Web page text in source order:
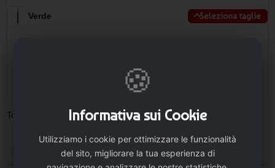
Verde Seleziona taglie
Totale pezzi: Minimo ordinabile: 10
Personalizza il prodotto e vedi il tuo preventivo
🍪
Informativa sui Cookie
Utilizziamo i cookie per ottimizzare le funzionalità
del sito, migliorare la tua esperienza di